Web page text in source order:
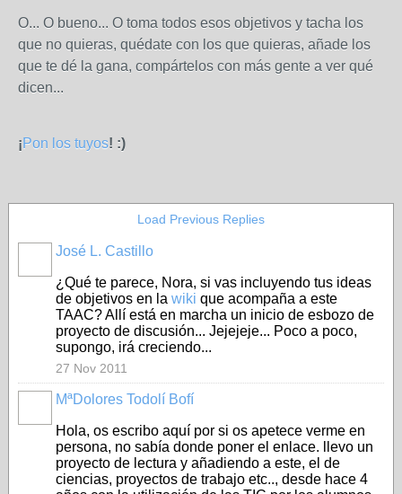
O... O bueno... O toma todos esos objetivos y tacha los
que no quieras, quédate con los que quieras, añade los
que te dé la gana, compártelos con más gente a ver qué
dicen...
¡Pon los tuyos! :)
Load Previous Replies
José L. Castillo
¿Qué te parece, Nora, si vas incluyendo tus ideas
de objetivos en la wiki que acompaña a este
TAAC? Allí está en marcha un inicio de esbozo de
proyecto de discusión... Jejejeje... Poco a poco,
supongo, irá creciendo...
27 Nov 2011
MªDolores Todolí Bofí
Hola, os escribo aquí por si os apetece verme en
persona, no sabía donde poner el enlace. llevo un
proyecto de lectura y añadiendo a este, el de
ciencias, proyectos de trabajo etc.., desde hace 4